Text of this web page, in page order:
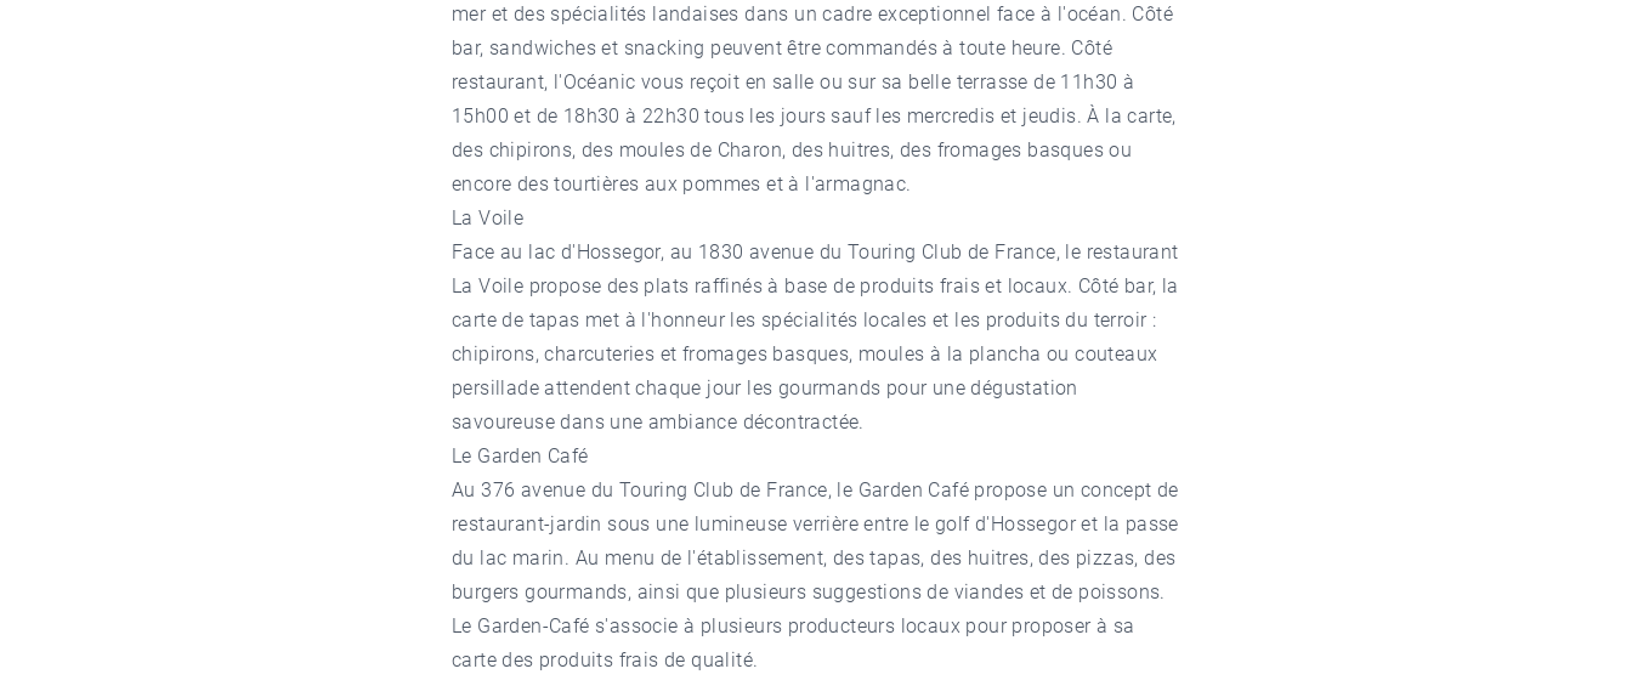
mer et des spécialités landaises dans un cadre exceptionnel face à l'océan. Côté
bar, sandwiches et snacking peuvent être commandés à toute heure. Côté
restaurant, l'Océanic vous reçoit en salle ou sur sa belle terrasse de 11h30 à
15h00 et de 18h30 à 22h30 tous les jours sauf les mercredis et jeudis. À la carte,
des chipirons, des moules de Charon, des huitres, des fromages basques ou
encore des tourtières aux pommes et à l'armagnac.
La Voile
Face au lac d'Hossegor, au 1830 avenue du Touring Club de France, le restaurant
La Voile propose des plats raffinés à base de produits frais et locaux. Côté bar, la
carte de tapas met à l'honneur les spécialités locales et les produits du terroir :
chipirons, charcuteries et fromages basques, moules à la plancha ou couteaux
persillade attendent chaque jour les gourmands pour une dégustation
savoureuse dans une ambiance décontractée.
Le Garden Café
Au 376 avenue du Touring Club de France, le Garden Café propose un concept de
restaurant-jardin sous une lumineuse verrière entre le golf d'Hossegor et la passe
du lac marin. Au menu de l'établissement, des tapas, des huitres, des pizzas, des
burgers gourmands, ainsi que plusieurs suggestions de viandes et de poissons.
Le Garden-Café s'associe à plusieurs producteurs locaux pour proposer à sa
carte des produits frais de qualité.